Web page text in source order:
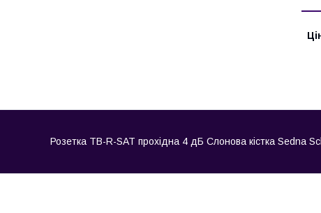
Розетка ТВ-R-SAT прохідна 4 дБ Слонова кістка Sedna